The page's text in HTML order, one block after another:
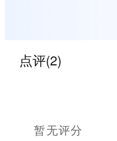
点评(2)
暂无评分